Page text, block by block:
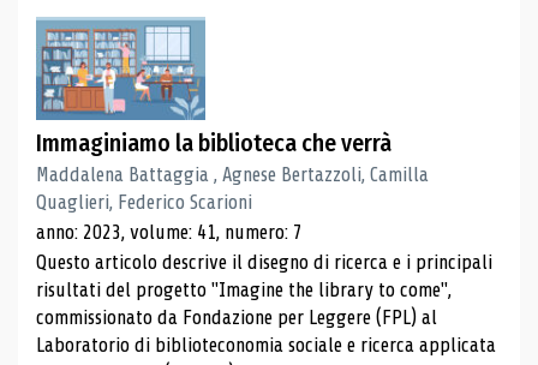
Immaginiamo la biblioteca che verrà
Maddalena Battaggia , Agnese Bertazzoli, Camilla
Quaglieri, Federico Scarioni
anno: 2023, volume: 41, numero: 7
Questo articolo descrive il disegno di ricerca e i principali
risultati del progetto "Imagine the library to come",
commissionato da Fondazione per Leggere (FPL) al
Laboratorio di biblioteconomia sociale e ricerca applicata